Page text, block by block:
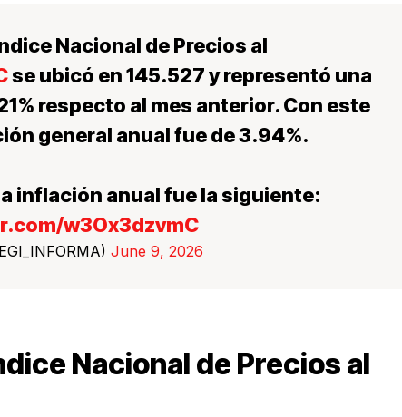
Nacional de Precios al
se ubicó en 145.527 y representó una
respecto al mes anterior. Con este
general anual fue de 3.94%.
inflación anual fue la siguiente:
w3Ox3dzvmC
June 9, 2026
Nacional de Precios al